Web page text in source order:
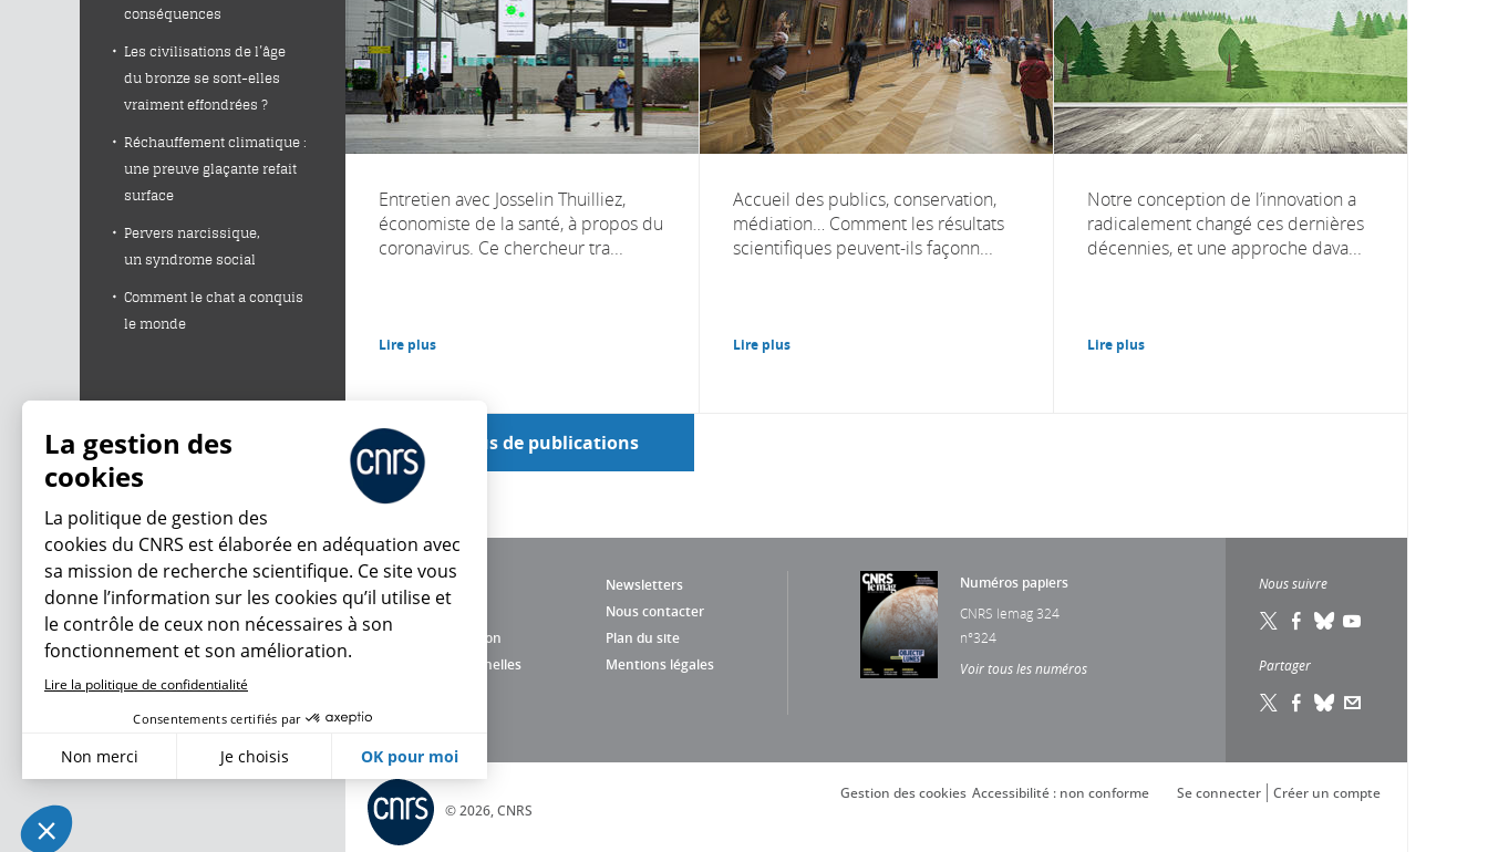
Entretien avec Josselin Thuilliez,
économiste de la santé, à propos du
coronavirus. Ce chercheur tra...
Lire plus
Accueil des publics, conservation,
médiation… Comment les résultats
scientifiques peuvent-ils façonn...
Lire plus
Notre conception de l’innovation a
radicalement changé ces dernières
décennies, et une approche dava...
Lire plus
Voir plus de publications
Newsletters
Nous contacter
Charte d'utilisation
Plan du site
Données personnelles
Mentions légales
Numéros papiers
CNRS lemag 324
n°324
Voir tous les numéros
Nous suivre
Partager
© 2026, CNRS
Créer un compte
Se connecter
Accessibilité : non conforme
Gestion des cookies
conséquences
Les civilisations de l’âge
du bronze se sont-elles
vraiment effondrées ?
Réchauffement climatique :
une preuve glaçante refait
surface
Pervers narcissique,
un syndrome social
Comment le chat a conquis
le monde
La gestion des
cookies
La politique de gestion des
cookies du CNRS est élaborée en adéquation avec
sa mission de recherche scientifique. Ce site vous
donne l’information sur les cookies qu’il utilise et
le contrôle de ceux non nécessaires à son
fonctionnement et son amélioration.
Lire la politique de confidentialité
Consentements certifiés par
Non merci Je choisis OK pour moi
Plateforme de Gestion du Consentement : Personnalisez vos Options
Notre plateforme vous permet d'adapter et de gérer vos paramètres de confidentialité, en garantissant la conformité avec les réglementations. Personnalisez vos préférences pour